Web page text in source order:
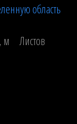
область
м Листов